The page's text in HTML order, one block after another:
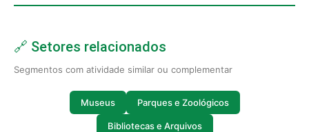
🔗 Setores relacionados
Segmentos com atividade similar ou complementar
Museus Parques e Zoológicos
Bibliotecas e Arquivos